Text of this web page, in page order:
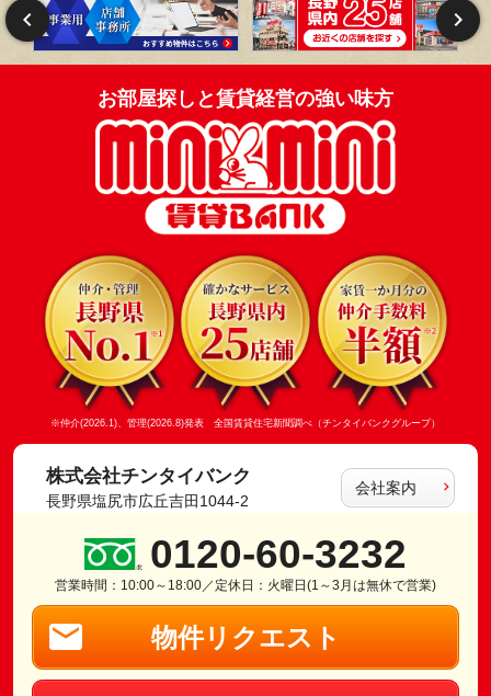
お部屋探しと賃貸経営の強い味方
※仲介(2026.1)、管理(2026.8)発表 全国賃貸住宅新聞調べ（チンタイバンクグループ）
株式会社チンタイバンク
長野県塩尻市広丘吉田1044-2
会社案内
0120-60-3232
営業時間：10:00～18:00／定休日：火曜日(1～3月は無休で営業)
物件リクエスト